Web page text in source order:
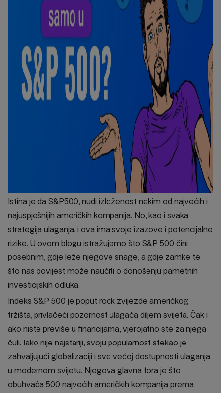
Istina je da S&P500, nudi izloženost nekim od najvećih i
najuspješnijih američkih kompanija. No, kao i svaka
strategija ulaganja, i ova ima svoje izazove i potencijalne
rizike. U ovom blogu istražujemo što S&P 500 čini
posebnim, gdje leže njegove snage, a gdje zamke te
što nas povijest može naučiti o donošenju pametnih
investicijskih odluka.
Indeks S&P 500 je poput rock zvijezde američkog
tržišta, privlačeći pozornost ulagača diljem svijeta. Čak i
ako niste previše u financijama, vjerojatno ste za njega
čuli. Iako nije najstariji, svoju popularnost stekao je
zahvaljujući globalizaciji i sve većoj dostupnosti ulaganja
u modernom svijetu. Njegova glavna fora je što
obuhvaća 500 najvećih američkih kompanija prema